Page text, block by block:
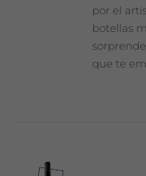
por el
botellas
que te